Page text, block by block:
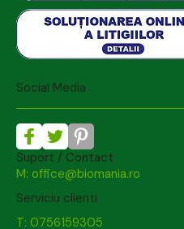
Social Media
Suport / Contact
M: office@biomania.ro
Serviciu clienti
T: 0756159305